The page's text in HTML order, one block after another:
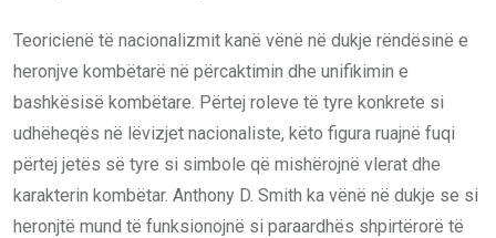
Teoricienë të nacionalizmit kanë vënë në dukje rëndësinë e
heronjve kombëtarë në përcaktimin dhe unifikimin e
bashkësisë kombëtare. Përtej roleve të tyre konkrete si
udhëheqës në lëvizjet nacionaliste, këto figura ruajnë fuqi
përtej jetës së tyre si simbole që mishërojnë vlerat dhe
karakterin kombëtar. Anthony D. Smith ka vënë në dukje se si
heronjtë mund të funksionojnë si paraardhës shpirtërorë të